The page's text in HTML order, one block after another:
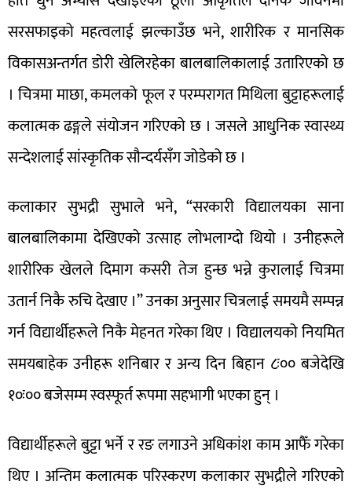
सरसफाइको महत्वलाई झल्काउँछ भने, शारीरिक र मानसिक
विकासअन्तर्गत डोरी खेलिरहेका बालबालिकालाई उतारिएको छ
। चित्रमा माछा, कमलको फूल र परम्परागत मिथिला बुट्टाहरूलाई
कलात्मक ढङ्गले संयोजन गरिएको छ । जसले आधुनिक स्वास्थ्य
सन्देशलाई सांस्कृतिक सौन्दर्यसँग जोडेको छ ।
कलाकार सुभद्री सुभाले भने, “सरकारी विद्यालयका साना
बालबालिकामा देखिएको उत्साह लोभलाग्दो थियो । उनीहरूले
शारीरिक खेलले दिमाग कसरी तेज हुन्छ भन्ने कुरालाई चित्रमा
उतार्न निकै रुचि देखाए ।” उनका अनुसार चित्रलाई समयमै सम्पन्न
गर्न विद्यार्थीहरूले निकै मेहनत गरेका थिए । विद्यालयको नियमित
समयबाहेक उनीहरू शनिबार र अन्य दिन बिहान ८ः०० बजेदेखि
१०ः०० बजेसम्म स्वस्फूर्त रूपमा सहभागी भएका हुन् ।
विद्यार्थीहरूले बुट्टा भर्ने र रङ लगाउने अधिकांश काम आफैँ गरेका
थिए । अन्तिम कलात्मक परिस्करण कलाकार सुभद्रीले गरिएको